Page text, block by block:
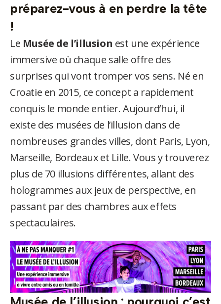
préparez-vous à en perdre la tête
!
Le Musée de l’illusion est une expérience
immersive où chaque salle offre des
surprises qui vont tromper vos sens. Né en
Croatie en 2015, ce concept a rapidement
conquis le monde entier. Aujourd’hui, il
existe des musées de l’illusion dans de
nombreuses grandes villes, dont Paris, Lyon,
Marseille, Bordeaux et Lille. Vous y trouverez
plus de 70 illusions différentes, allant des
hologrammes aux jeux de perspective, en
passant par des chambres aux effets
spectaculaires.